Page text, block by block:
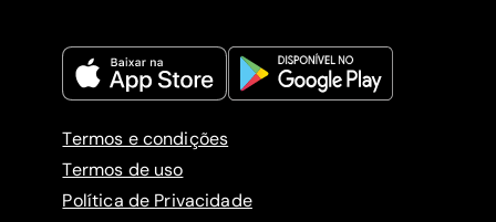
Termos e condições
Termos de uso
Política de Privacidade